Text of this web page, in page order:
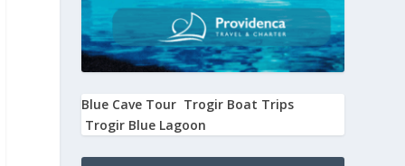
Blue Cave Tour Trogir Boat Trips
Trogir Blue Lagoon